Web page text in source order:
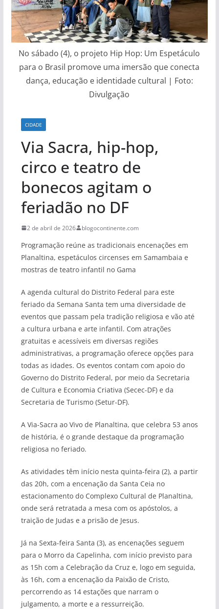
No sábado (4), o projeto Hip Hop: Um Espetáculo
para o Brasil promove uma imersão que conecta
dança, educação e identidade cultural | Foto:
Divulgação
CIDADE
Via Sacra, hip-hop,
circo e teatro de
bonecos agitam o
feriadão no DF
2 de abril de 2026 blogocontinente.com
Programação reúne as tradicionais encenações em
Planaltina, espetáculos circenses em Samambaia e
mostras de teatro infantil no Gama
A agenda cultural do Distrito Federal para este
feriado da Semana Santa tem uma diversidade de
eventos que passam pela tradição religiosa e vão até
a cultura urbana e arte infantil. Com atrações
gratuitas e acessíveis em diversas regiões
administrativas, a programação oferece opções para
todas as idades. Os eventos contam com apoio do
Governo do Distrito Federal, por meio da Secretaria
de Cultura e Economia Criativa (Secec-DF) e da
Secretaria de Turismo (Setur-DF).
A Via-Sacra ao Vivo de Planaltina, que celebra 53 anos
de história, é o grande destaque da programação
religiosa no feriado.
As atividades têm início nesta quinta-feira (2), a partir
das 20h, com a encenação da Santa Ceia no
estacionamento do Complexo Cultural de Planaltina,
onde será retratada a mesa com os apóstolos, a
traição de Judas e a prisão de Jesus.
Já na Sexta-feira Santa (3), as encenações seguem
para o Morro da Capelinha, com início previsto para
as 15h com a Celebração da Cruz e, logo em seguida,
às 16h, com a encenação da Paixão de Cristo,
percorrendo as 14 estações que narram o
julgamento, a morte e a ressurreição.